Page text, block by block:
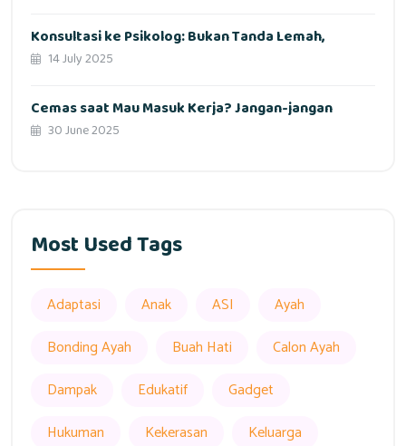
Konsultasi ke Psikolog: Bukan Tanda Lemah,
14 July 2025
Cemas saat Mau Masuk Kerja? Jangan-jangan
30 June 2025
Most Used Tags
Adaptasi Anak ASI
Ayah
Bonding Ayah
Buah Hati
Calon Ayah
Dampak
Edukatif
Gadget
Hukuman
Kekerasan
Keluarga